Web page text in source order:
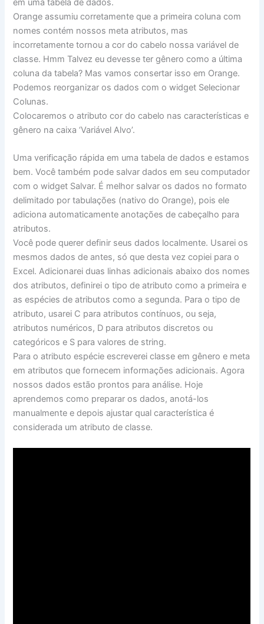
em uma tabela de dados.
Orange assumiu corretamente que a primeira coluna com
nomes contém nossos meta atributos, mas
incorretamente tornou a cor do cabelo nossa variável de
classe. Hmm Talvez eu devesse ter gênero como a última
coluna da tabela? Mas vamos consertar isso em Orange.
Podemos reorganizar os dados com o widget Selecionar
Colunas.
Colocaremos o atributo cor do cabelo nas características e
gênero na caixa ‘Variável Alvo’.
Uma verificação rápida em uma tabela de dados e estamos
bem. Você também pode salvar dados em seu computador
com o widget Salvar. É melhor salvar os dados no formato
delimitado por tabulações (nativo do Orange), pois ele
adiciona automaticamente anotações de cabeçalho para
atributos.
Você pode querer definir seus dados localmente. Usarei os
mesmos dados de antes, só que desta vez copiei para o
Excel. Adicionarei duas linhas adicionais abaixo dos nomes
dos atributos, definirei o tipo de atributo como a primeira e
as espécies de atributos como a segunda. Para o tipo de
atributo, usarei C para atributos contínuos, ou seja,
atributos numéricos, D para atributos discretos ou
categóricos e S para valores de string.
Para o atributo espécie escreverei classe em gênero e meta
em atributos que fornecem informações adicionais. Agora
nossos dados estão prontos para análise. Hoje
aprendemos como preparar os dados, anotá-los
manualmente e depois ajustar qual característica é
considerada um atributo de classe.